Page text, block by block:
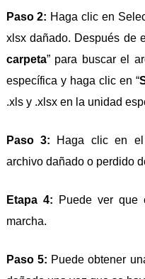
Paso 2: Haga clic en
xlsx dañado. Después de
carpeta” para buscar el
específica y haga clic en “
.xls y .xlsx en la unidad
Paso 3: Haga clic en
archivo dañado o perdido
Etapa 4:
Puede ver que
marcha.
Paso 5: Puede obtener